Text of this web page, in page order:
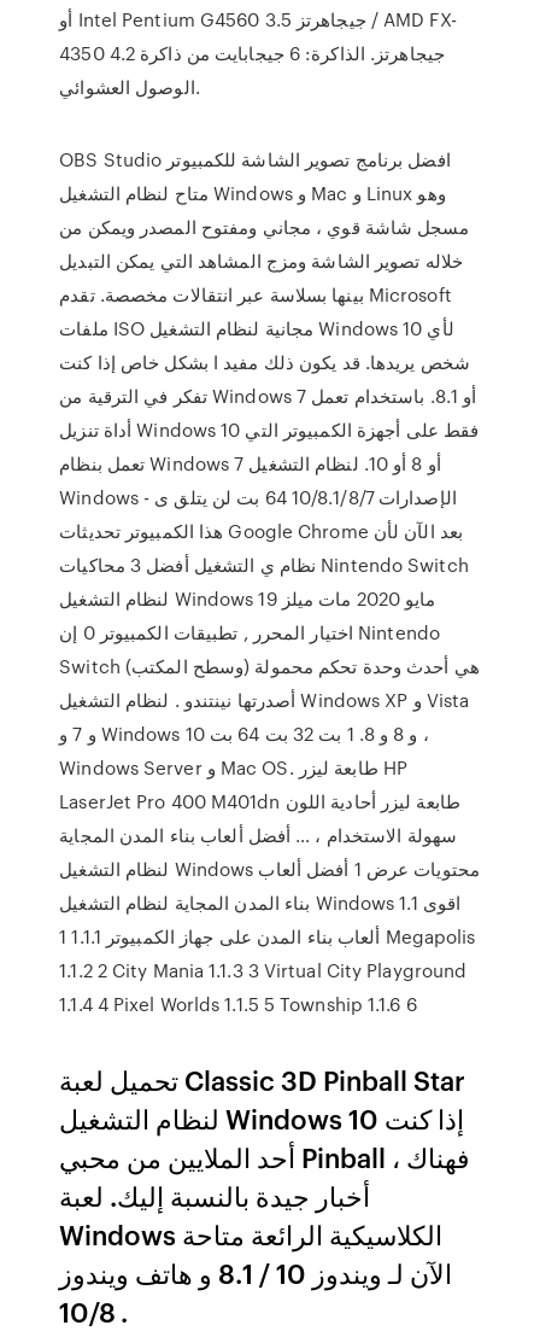
أو Intel Pentium G4560 3.5 جيجاهرتز / AMD FX-
4350 4.2 جيجاهرتز. الذاكرة: 6 جيجابايت من ذاكرة
الوصول العشوائي.
OBS Studio افضل برنامج تصوير الشاشة للكمبيوتر
متاح لنظام التشغيل Windows و Mac و Linux وهو
مسجل شاشة قوي ، مجاني ومفتوح المصدر ويمكن من
خلاله تصوير الشاشة ومزج المشاهد التي يمكن التبديل
بينها بسلاسة عبر انتقالات مخصصة. تقدم Microsoft
ملفات ISO مجانية لنظام التشغيل Windows 10 لأي
شخص يريدها. قد يكون ذلك مفيد ا بشكل خاص إذا كنت
تفكر في الترقية من Windows 7 أو 8.1. باستخدام تعمل
أداة تنزيل Windows 10 فقط على أجهزة الكمبيوتر التي
تعمل بنظام Windows 7 أو 8 أو 10. لنظام التشغيل
Windows - الإصدارات 10/8.1/8/7 64 بت لن يتلق ى
هذا الكمبيوتر تحديثات Google Chrome بعد الآن لأن
نظام ي التشغيل أفضل 3 محاكيات Nintendo Switch
لنظام التشغيل Windows 19 مايو 2020 مات ميلز
اختيار المحرر , تطبيقات الكمبيوتر 0 إن Nintendo
Switch هي أحدث وحدة تحكم محمولة (وسطح المكتب)
أصدرتها نينتندو . لنظام التشغيل Windows XP و Vista
و 7 و Windows 10 و 8 و 8. 1 بت 32 بت 64 بت ،
Windows Server و Mac OS. طابعة ليزر HP
LaserJet Pro 400 M401dn طابعة ليزر أحادية اللون
سهولة الاستخدام ، … أفضل ألعاب بناء المدن المجاية
لنظام التشغيل Windows محتويات عرض 1 أفضل ألعاب
بناء المدن المجاية لنظام التشغيل Windows 1.1 اقوى
ألعاب بناء المدن على جهاز الكمبيوتر 1.1.1 1 Megapolis
1.1.2 2 City Mania 1.1.3 3 Virtual City Playground
1.1.4 4 Pixel Worlds 1.1.5 5 Township 1.1.6 6
تحميل لعبة Classic 3D Pinball Star
لنظام التشغيل Windows 10 إذا كنت
أحد الملايين من محبي Pinball ، فهناك
أخبار جيدة بالنسبة إليك. لعبة
Windows الكلاسيكية الرائعة متاحة
الآن لـ ويندوز 10 / 8.1 و هاتف ويندوز
10/8 .